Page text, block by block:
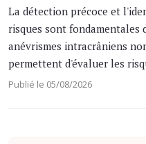
La détection précoce et
risques sont fondamentales
anévrismes intracrâniens
permettent d'évaluer les
Publié le 05/08/2026